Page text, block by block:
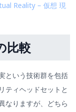
Reality – 仮想 現
比較
という技術群を包括
ティヘッドセットと
なりますが、どちら